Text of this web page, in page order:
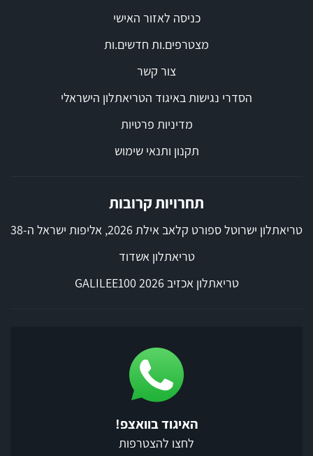
כניסה לאזור האישי
מצטרפים.ות חדשים.ות
צור קשר
הסדרי נגישות באיגוד הטריאתלון הישראלי
מדיניות פרטיות
תקנון ותנאי שימוש
תחרויות קרובות
טריאתלון ישרוטל ספורט קלאב אילת 2026, אליפות ישראל ה-38
טריאתלון אשדוד
טריאתלון אכזיב 2026 GALILEE100
האיגוד בוואצפ!
לחצו להצטרפות